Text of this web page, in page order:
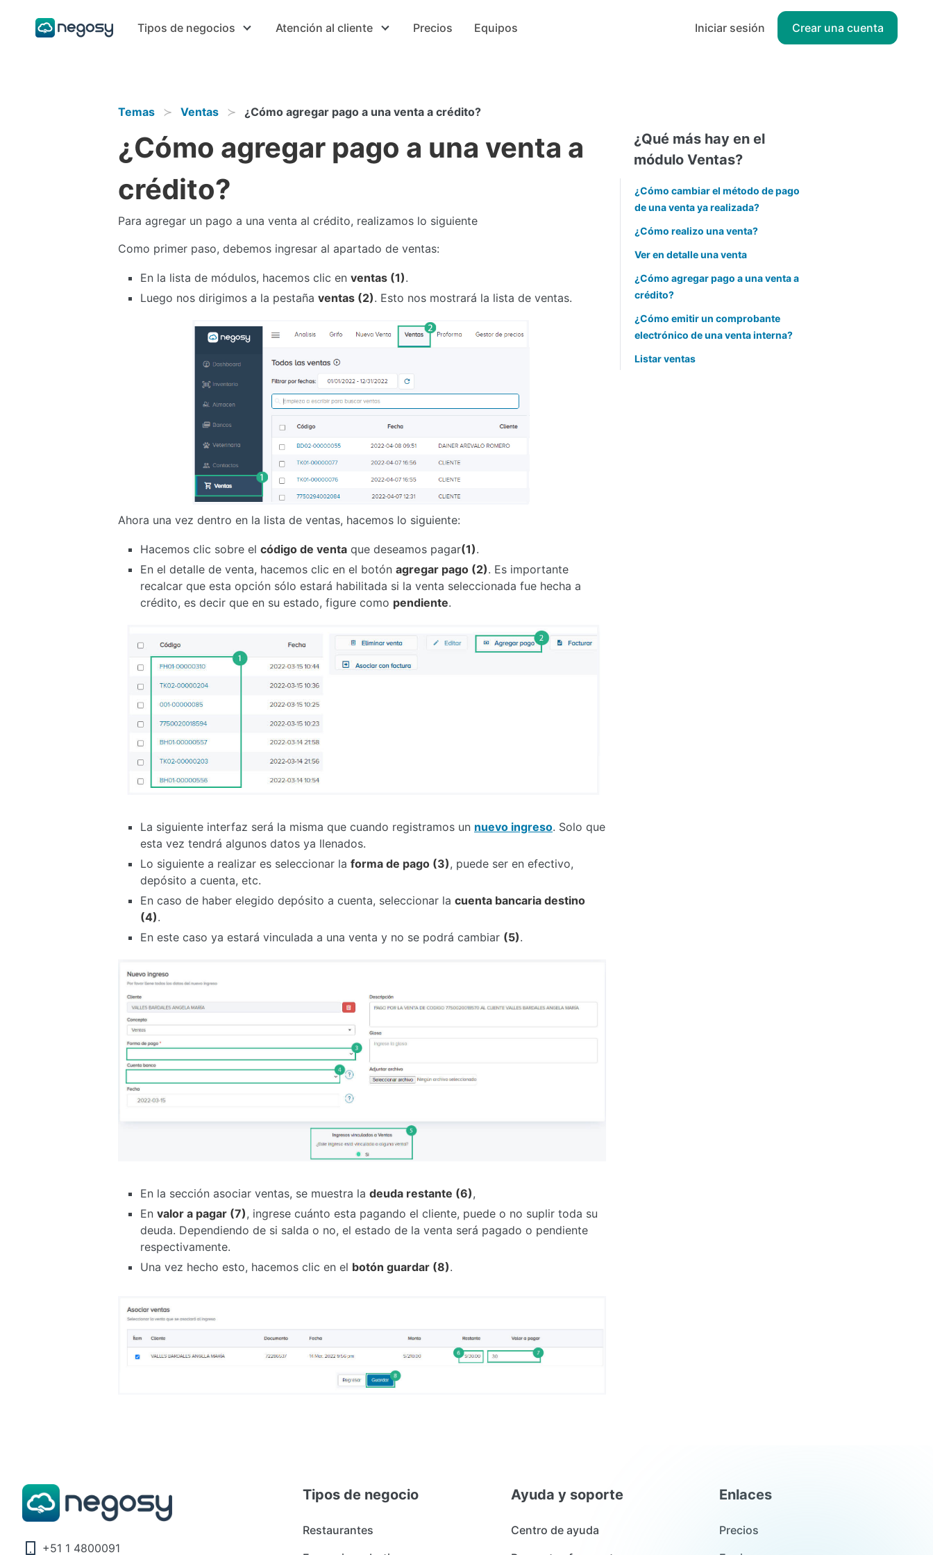
Tipos de negocios Atención al cliente Precios Equipos Iniciar sesión Crear una cuenta
Temas Ventas ¿Cómo agregar pago a una venta a crédito?
¿Cómo agregar pago a una venta a
crédito?
Para agregar un pago a una venta al crédito, realizamos lo siguiente
Como primer paso, debemos ingresar al apartado de ventas:
En la lista de módulos, hacemos clic en ventas (1).
Luego nos dirigimos a la pestaña ventas (2). Esto nos mostrará la lista de ventas.
Ahora una vez dentro en la lista de ventas, hacemos lo siguiente:
Hacemos clic sobre el código de venta que deseamos pagar(1).
En el detalle de venta, hacemos clic en el botón agregar pago (2). Es importante
recalcar que esta opción sólo estará habilitada si la venta seleccionada fue hecha a
crédito, es decir que en su estado, figure como pendiente.
La siguiente interfaz será la misma que cuando registramos un nuevo ingreso. Solo que
esta vez tendrá algunos datos ya llenados.
Lo siguiente a realizar es seleccionar la forma de pago (3), puede ser en efectivo,
depósito a cuenta, etc.
En caso de haber elegido depósito a cuenta, seleccionar la cuenta bancaria destino
(4).
En este caso ya estará vinculada a una venta y no se podrá cambiar (5).
En la sección asociar ventas, se muestra la deuda restante (6),
En valor a pagar (7), ingrese cuánto esta pagando el cliente, puede o no suplir toda su
deuda. Dependiendo de si salda o no, el estado de la venta será pagado o pendiente
respectivamente.
Una vez hecho esto, hacemos clic en el botón guardar (8).
¿Qué más hay en el
módulo Ventas?
¿Cómo cambiar el método de pago
de una venta ya realizada?
¿Cómo realizo una venta?
Ver en detalle una venta
¿Cómo agregar pago a una venta a
crédito?
¿Cómo emitir un comprobante
electrónico de una venta interna?
Listar ventas
+51 1 4800091
Tipos de negocio
Restaurantes
Ayuda y soporte
Centro de ayuda
Enlaces
Precios